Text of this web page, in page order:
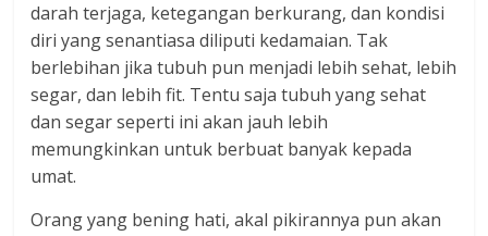
darah terjaga, ketegangan berkurang, dan kondisi
diri yang senantiasa diliputi kedamaian. Tak
berlebihan jika tubuh pun menjadi lebih sehat, lebih
segar, dan lebih fit. Tentu saja tubuh yang sehat
dan segar seperti ini akan jauh lebih
memungkinkan untuk berbuat banyak kepada
umat.
Orang yang bening hati, akal pikirannya pun akan